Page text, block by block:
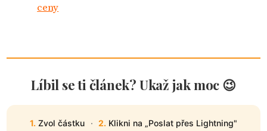
ceny
Líbil se ti článek? Ukaž jak moc 😉
1.Zvol částku · 2. Klikni na „Poslat přes Lightning"